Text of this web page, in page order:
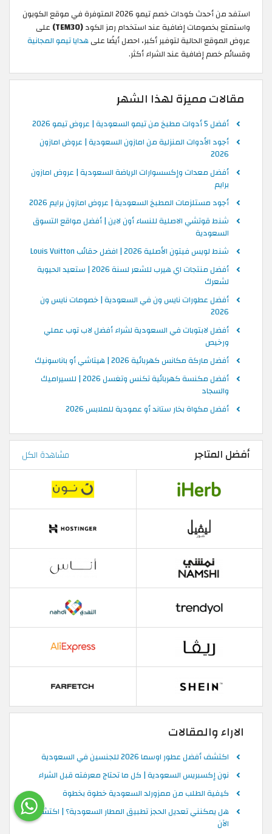
استفد من أحدث كودات خصم تيمو 2026 المتوفرة في موقع الكوبون
واستمتع بخصومات إضافية عند استخدام رمز الكود(TEM30)
على
عروض الموقع الحالية لتوفير أكبر، احصل أيضًا علىهدايا تيمو المجانية
وقسائم خصم إضافية عند الشراء أكثر.
مقالات مميزة لهذا الشهر
أفضل 5 أدوات مطبخ من تيمو السعودية | عروض تيمو 2026
أجود الأدوات المنزلية من امازون السعودية | عروض امازون
2026
أفضل معدات وإكسسوارات الرياضة السعودية | عروض امازون
برايم
أجود مستلزمات المطبخ السعودية | عروض امازون برايم 2026
شنط قوتشي الاصلية للنساء أون لاين | أفضل مواقع التسوق
السعودية
شنط لويس فيتون الأصلية 2026 | افضل حقائب Louis Vuitton
أفضل منتجات اي هيرب للشعر لسنة 2026 | ستعيد الحيوية
لشعرك
أفضل عطورات نايس ون في السعودية | خصومات نايس ون
2026
أفضل لابتوبات في السعودية لشراء أفضل لاب توب عملي
ورخيص
أفضل ماركة مكانس كهربائية 2026 | هيتاشي أو باناسونيك
أفضل مكنسة كهربائية تكنس وتغسل 2026 | للسيراميك
والسجاد
أفضل مكواة بخار ستاند أو عمودية للملابس 2026
أفضل المتاجر مشاهدة الكل
الاراء والمقالات
اكتشف أفضل عطور اوسما 2026 للجنسين في السعودية
نون إكسبريس السعودية | كل ما تحتاج معرفته قبل الشراء
كيفية الطلب من ممزورلد السعودية خطوة بخطوة
هل يمكنني تعديل الحجز تطبيق المطار السعودية؟ | اكتشف
الآن